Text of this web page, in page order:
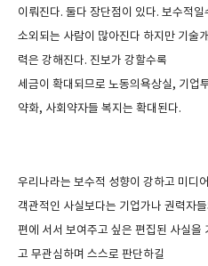
이뤄진다. 둘다 장단점이 있다. 보수적일
소외되는 사람이 많아진다 하지만 기술
력은 강해진다. 진보가 강할수록
세금이 확대되므로 노동의욕상실, 기업
약화, 사회약자들 복지는 확대된다.
우리나라는 보수적 성향이 강하고 미디
객관적인 사실보다는 기업가나 권력자들
편에 서서 보여주고 싶은 편집된 사실을
고 무관심하며 스스로 판단하길